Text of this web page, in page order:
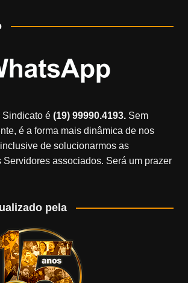
Sindicato é(19) 99990.4193.Sem
é a forma mais dinâmica de nos
de solucionarmos as
associados. Será um prazer
pela